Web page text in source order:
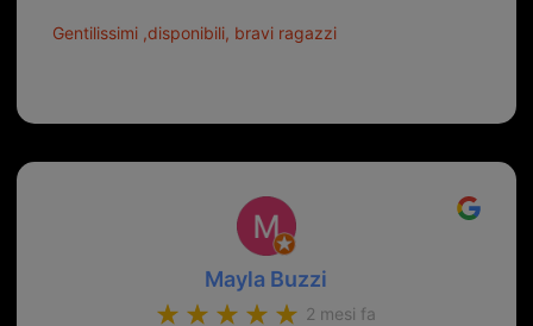
Gentilissimi ,disponibili, bravi ragazzi
Mayla Buzzi
2 mesi fa